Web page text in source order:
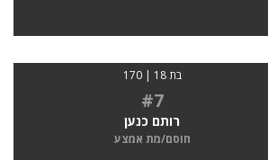
בת 18 | 170
#7
רותם כנען
חוסם/מת אמצע